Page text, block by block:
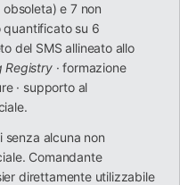
e 7 non
quantificato su 6
del SMS allineato allo
Registry· formazione
· supporto al
senza alcuna non
Comandante
direttamente utilizzabile